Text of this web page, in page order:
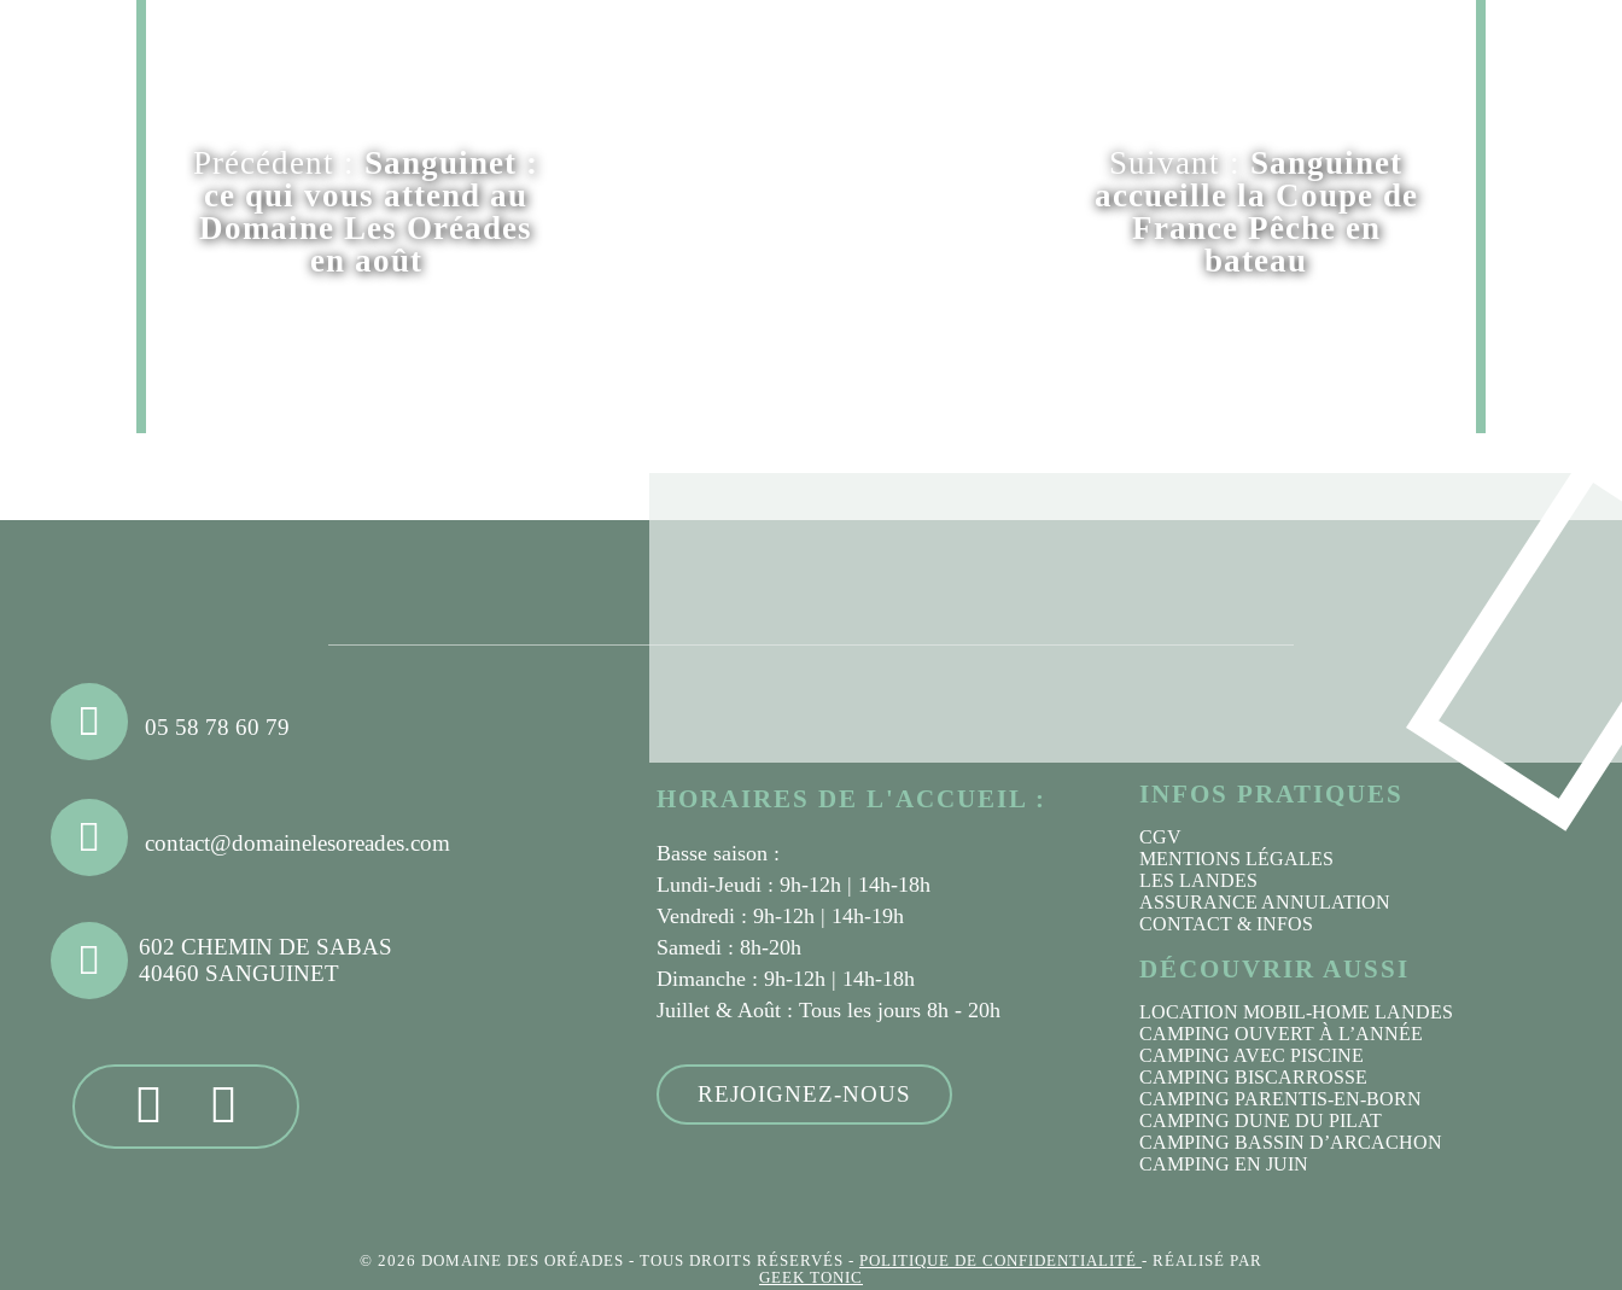
Précédent :Sanguinet :
ce qui vous attend au
Domaine Les Oréades
en août
Suivant :Sanguinet
accueille la Coupe de
France Pêche en
bateau
05 58 78 60 79
contact@domainelesoreades.com
602 CHEMIN DE SABAS
40460 SANGUINET
HORAIRES DE L'ACCUEIL :
Basse saison :
Lundi-Jeudi : 9h-12h | 14h-18h
Vendredi : 9h-12h | 14h-19h
Samedi : 8h-20h
Dimanche : 9h-12h | 14h-18h
Juillet & Août : Tous les jours 8h - 20h
REJOIGNEZ-NOUS
INFOS PRATIQUES
CGV
MENTIONS LÉGALES
LES LANDES
ASSURANCE ANNULATION
CONTACT & INFOS
DÉCOUVRIR AUSSI
LOCATION MOBIL-HOME LANDES
CAMPING OUVERT À L’ANNÉE
CAMPING AVEC PISCINE
CAMPING BISCARROSSE
CAMPING PARENTIS-EN-BORN
CAMPING DUNE DU PILAT
CAMPING BASSIN D’ARCACHON
CAMPING EN JUIN
© 2026 DOMAINE DES ORÉADES - TOUS DROITS RÉSERVÉS - POLITIQUE DE CONFIDENTIALITÉ - RÉALISÉ PAR
GEEK TONIC